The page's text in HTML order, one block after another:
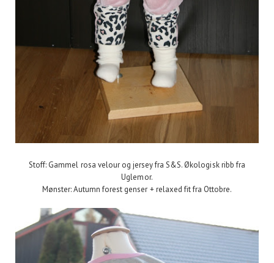
Stoff: Gammel rosa velour og jersey fra S&S. Økologisk ribb fra
Uglemor.
Mønster: Autumn forest genser + relaxed fit fra Ottobre.